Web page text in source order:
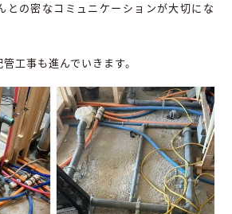
との密なコミュニケーションが大切にな
工事も進んでいきます。